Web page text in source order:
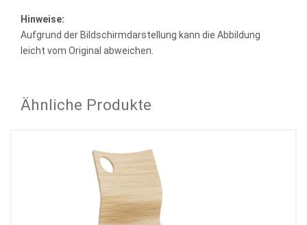
Hinweise:
Aufgrund der Bildschirmdarstellung kann die Abbildung
leicht vom Original abweichen.
Ähnliche Produkte